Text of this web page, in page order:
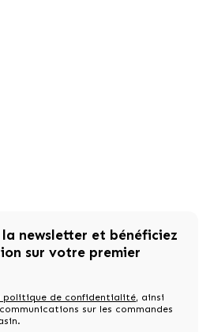
newsletter et bénéficiez
sur votre premier
politique de confidentialité, ainsi
sur les commandes